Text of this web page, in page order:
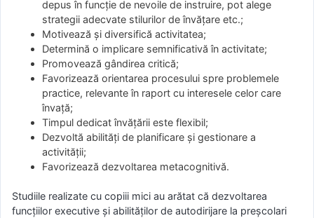
depus în funcție de nevoile de instruire, pot alege
strategii adecvate stilurilor de învățare etc.;
Motivează și diversifică activitatea;
Determină o implicare semnificativă în activitate;
Promovează gândirea critică;
Favorizează orientarea procesului spre problemele
practice, relevante în raport cu interesele celor care
învață;
Timpul dedicat învățării este flexibil;
Dezvoltă abilități de planificare și gestionare a
activității;
Favorizează dezvoltarea metacognitivă.
Studiile realizate cu copiii mici au arătat că dezvoltarea
funcțiilor executive și abilităților de autodirijare la preșcolari